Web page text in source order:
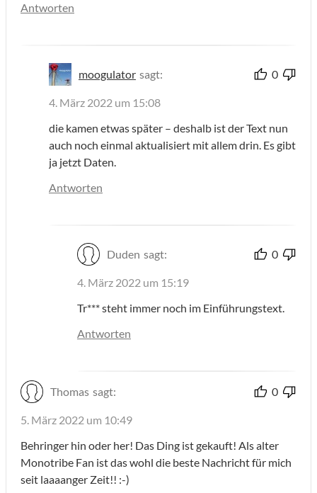
Antworten
moogulator sagt: 0
4. März 2022 um 15:08
die kamen etwas später – deshalb ist der Text nun
auch noch einmal aktualisiert mit allem drin. Es gibt
ja jetzt Daten.
Antworten
Duden sagt: 0
4. März 2022 um 15:19
Tr*** steht immer noch im Einführungstext.
Antworten
Thomas sagt: 0
5. März 2022 um 10:49
Behringer hin oder her! Das Ding ist gekauft! Als alter
Monotribe Fan ist das wohl die beste Nachricht für mich
seit laaaanger Zeit!! :-)